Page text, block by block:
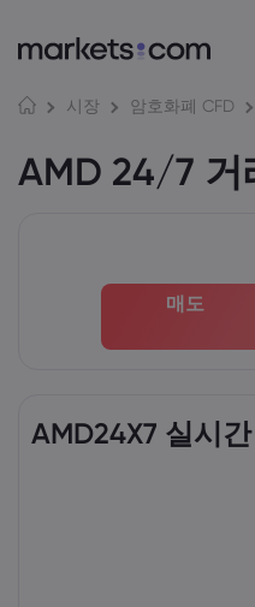
시장 암호화폐 CFD
AMD 24/7 거
매도
AMD24X7 실시